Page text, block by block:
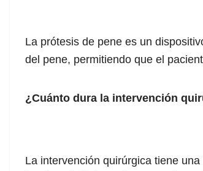
La prótesis de pene es un
del pene, permitiendo que el
¿Cuánto dura la intervención
La intervención quirúrgica tiene